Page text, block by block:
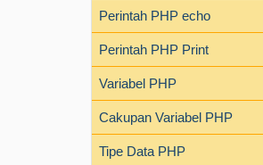
Perintah PHP echo
Perintah PHP Print
Variabel PHP
Cakupan Variabel PHP
Tipe Data PHP